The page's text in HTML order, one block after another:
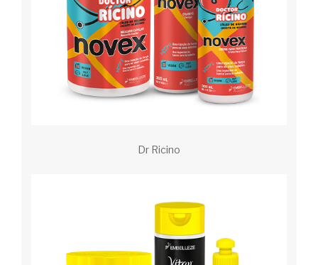
Dr Ricino